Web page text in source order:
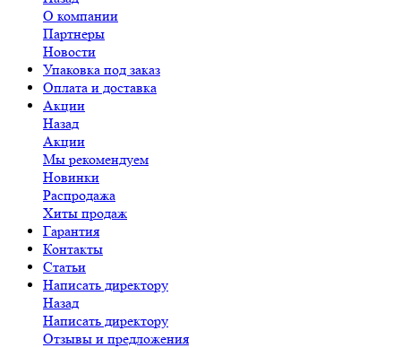
О компании
Партнеры
Новости
Упаковка под заказ
Оплата и доставка
Акции
Назад
Акции
Мы рекомендуем
Новинки
Распродажа
Хиты продаж
Гарантия
Контакты
Статьи
Написать директору
Назад
Написать директору
Отзывы и предложения